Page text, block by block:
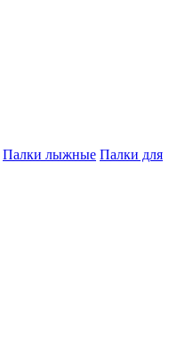
Палки лыжные Палки для